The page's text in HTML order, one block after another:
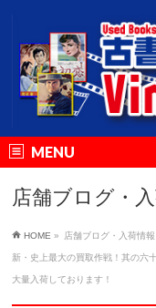
MENU
店舗ブログ・
HOME » 店舗ブログ・入荷情
新・史上最大の買取作戦！其の六
大量入荷しております！